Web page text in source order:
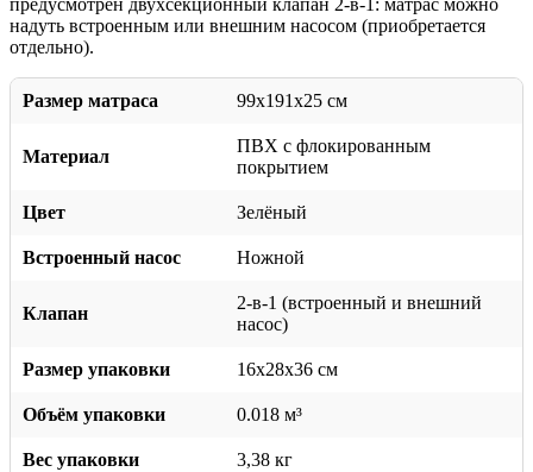
предусмотрен двухсекционный клапан 2-в-1: матрас можно
надуть встроенным или внешним насосом (приобретается
отдельно).
Размер матраса 99x191x25 см
Материал
ПВХ с флокированным
покрытием
Цвет Зелёный
Встроенный насос Ножной
Клапан
2-в-1 (встроенный и внешний
насос)
Размер упаковки 16x28x36 см
Объём упаковки 0.018 м³
Вес упаковки 3,38 кг